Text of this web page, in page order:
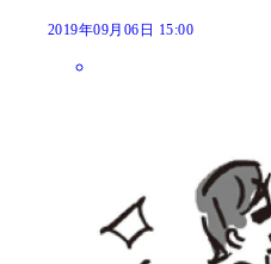
2019年09月06日 15:00